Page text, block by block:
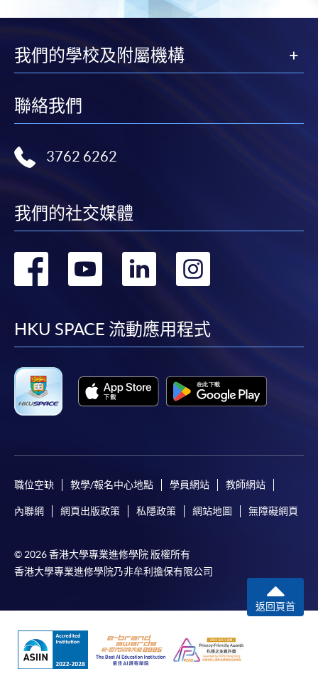
我們的學校及附屬機構
聯絡我們
3762 6262
我們的社交媒體
轉
facebook
轉
youtube
轉
linkedin
轉
HKU SPACE 流動應用程式
職位空缺 教學/報名中心地點 學員網站 教師網站
內聯網 網頁出版政策 私隱政策 網站地圖 無障礙網頁
© 2026 香港大學專業進修學院 版權所有
香港大學專業進修學院乃非牟利擔保有限公司
返回頁首